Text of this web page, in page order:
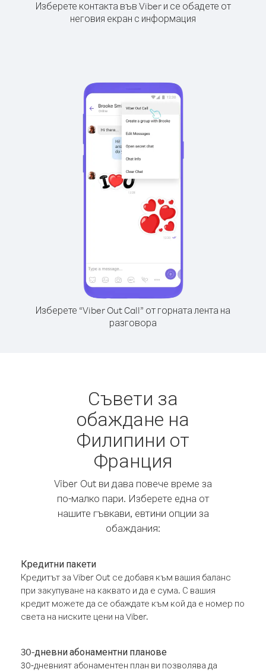
Изберете контакта във Viber и се обадете от
неговия екран с информация
Изберете “Viber Out Call” от горната лента на
разговора
Съвети за
обаждане на
Филипини от
Франция
Viber Out ви дава повече време за
по-малко пари. Изберете една от
нашите гъвкави, евтини опции за
обаждания:
Кредитни пакети
Кредитът за Viber Out се добавя към вашия баланс
при закупуване на каквато и да е сума. С вашия
кредит можете да се обаждате към кой да е номер по
света на ниските цени на Viber.
30-дневни абонаментни планове
30-дневният абонаментен план ви позволява да